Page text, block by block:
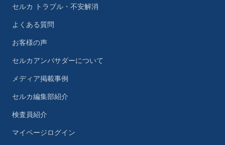
セルカ トラブル・不安解消
よくある質問
お客様の声
セルカアンバサダーについて
メディア掲載事例
セルカ編集部紹介
検査員紹介
マイページログイン